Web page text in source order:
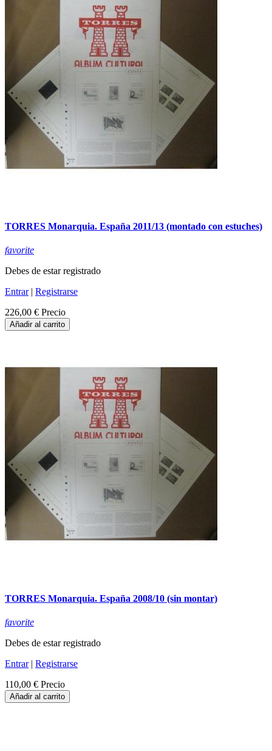
TORRES Monarquia. España 2011/13 (montado con estuches)
favorite
Debes de estar registrado
Entrar| Registrarse
226,00 € Precio
Añadir al carrito
TORRES Monarquia. España 2008/10 (sin montar)
favorite
Debes de estar registrado
Entrar| Registrarse
110,00 € Precio
Añadir al carrito